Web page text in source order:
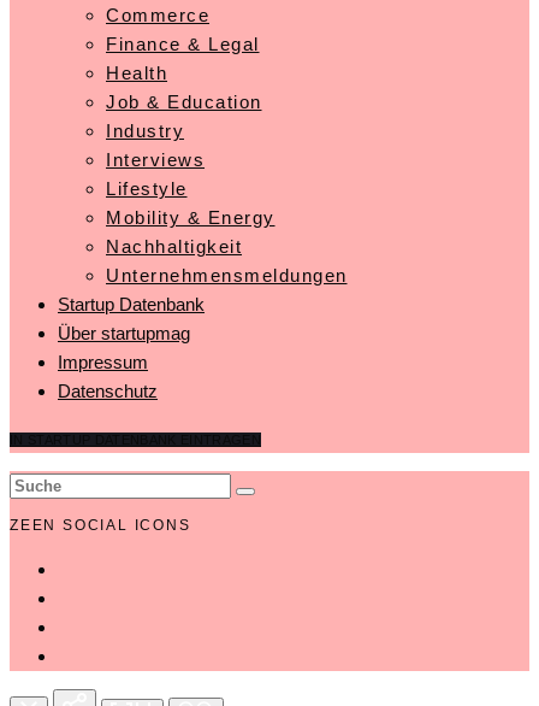
Commerce
Finance & Legal
Health
Job & Education
Industry
Interviews
Lifestyle
Mobility & Energy
Nachhaltigkeit
Unternehmensmeldungen
Startup Datenbank
Über startupmag
Impressum
Datenschutz
ZEEN SOCIAL ICONS